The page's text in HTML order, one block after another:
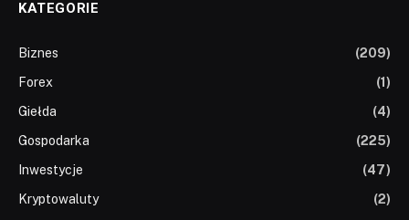
KATEGORIE
Biznes
(209)
Forex
(1)
Giełda
(4)
Gospodarka
(225)
Inwestycje
(47)
Kryptowaluty
(2)